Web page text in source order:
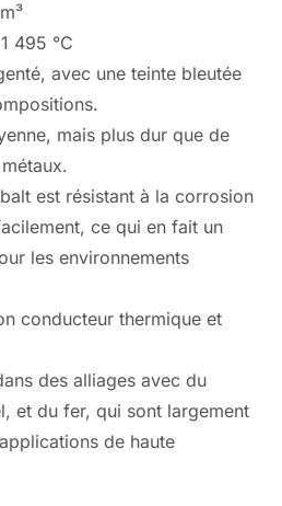
1 495 °C
avec une teinte bleutée
mais plus dur que de
est résistant à la corrosion
ce qui en fait un
les environnements
conducteur thermique et
des alliages avec du
et du fer, qui sont largement
de haute